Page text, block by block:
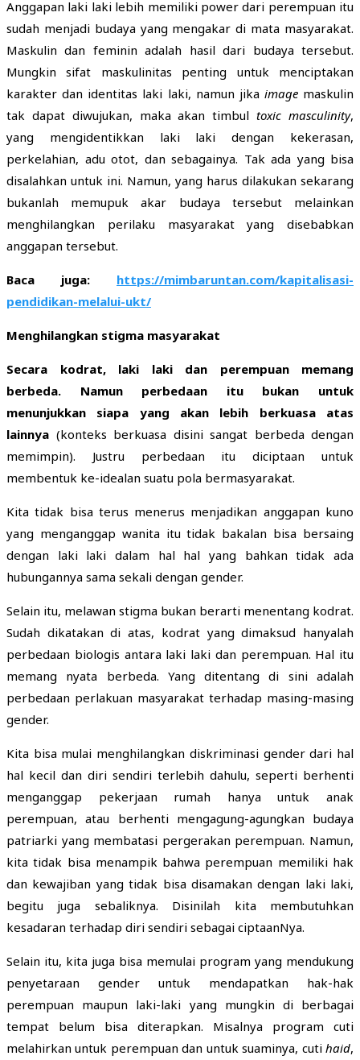
Anggapan laki laki lebih memiliki power dari perempuan itu
sudah menjadi budaya yang mengakar di mata masyarakat.
Maskulin dan feminin adalah hasil dari budaya tersebut.
Mungkin sifat maskulinitas penting untuk menciptakan
karakter dan identitas laki laki, namun jika imagemaskulin
tak dapat diwujukan, maka akan timbultoxic masculinity,
yang mengidentikkan laki laki dengan kekerasan,
perkelahian, adu otot, dan sebagainya. Tak ada yang bisa
disalahkan untuk ini. Namun, yang harus dilakukan sekarang
bukanlah memupuk akar budaya tersebut melainkan
menghilangkan perilaku masyarakat yang disebabkan
anggapan tersebut.
Baca juga: https://mimbaruntan.com/kapitalisasi-
pendidikan-melalui-ukt/
Menghilangkan stigma masyarakat
Secara kodrat, laki laki dan perempuan memang
berbeda. Namun perbedaan itu bukan untuk
menunjukkan siapa yang akan lebih berkuasa atas
lainnya (konteks berkuasa disini sangat berbeda dengan
memimpin). Justru perbedaan itu diciptaan untuk
membentuk ke-idealan suatu pola bermasyarakat.
Kita tidak bisa terus menerus menjadikan anggapan kuno
yang menganggap wanita itu tidak bakalan bisa bersaing
dengan laki laki dalam hal hal yang bahkan tidak ada
hubungannya sama sekali dengan gender.
Selain itu, melawan stigma bukan berarti menentang kodrat.
Sudah dikatakan di atas, kodrat yang dimaksud hanyalah
perbedaan biologis antara laki laki dan perempuan. Hal itu
memang nyata berbeda. Yang ditentang di sini adalah
perbedaan perlakuan masyarakat terhadap masing-masing
gender.
Kita bisa mulai menghilangkan diskriminasi gender dari hal
hal kecil dan diri sendiri terlebih dahulu, seperti berhenti
menganggap pekerjaan rumah hanya untuk anak
perempuan, atau berhenti mengagung-agungkan budaya
patriarki yang membatasi pergerakan perempuan. Namun,
kita tidak bisa menampik bahwa perempuan memiliki hak
dan kewajiban yang tidak bisa disamakan dengan laki laki,
begitu juga sebaliknya. Disinilah kita membutuhkan
kesadaran terhadap diri sendiri sebagai ciptaanNya.
Selain itu, kita juga bisa memulai program yang mendukung
penyetaraan gender untuk mendapatkan hak-hak
perempuan maupun laki-laki yang mungkin di berbagai
tempat belum bisa diterapkan. Misalnya program cuti
melahirkan untuk perempuan dan untuk suaminya, cuti haid,